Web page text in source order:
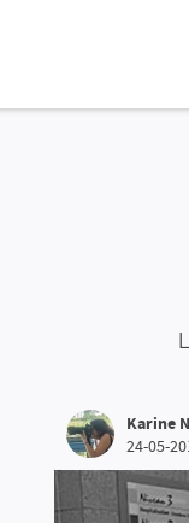
Karine
24-05-